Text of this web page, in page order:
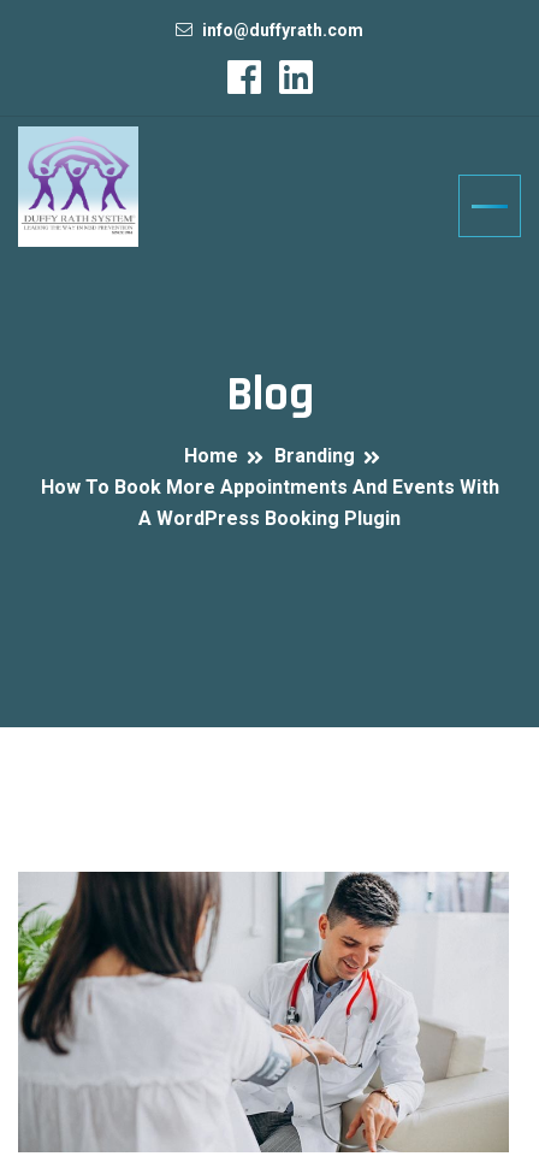
info@duffyrath.com
Blog
Home
Branding
How To Book More Appointments And Events With
A WordPress Booking Plugin